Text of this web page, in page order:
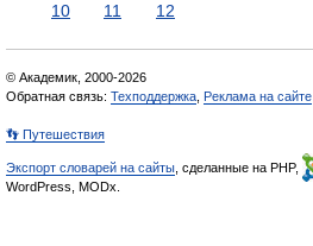
10
11 12
© Академик, 2000-2026
Обратная связь: Техподдержка Реклама на сайте
👣 Путешествия
Экспорт словарей на сайты , сделанные на PHP,
WordPress, MODx.